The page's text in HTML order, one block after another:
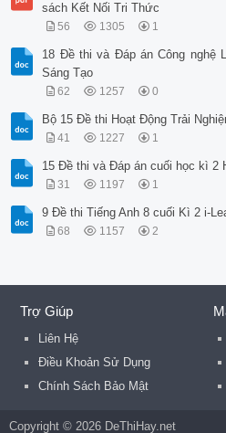
sách Kết Nối Tri Thức
56 1305 1
18 Đề thi và Đáp án Công nghệ
Sáng Tạo
62 1257 0
Bộ 15 Đề thi Hoạt Động Trải
41 1227 1
15 Đề thi và Đáp án cuối học kì 2
31 1197 1
9 Đề thi Tiếng Anh 8 cuối Kì 2 i-
68 1157 2
Trợ Giúp
Liên Hệ
Điều Khoản Sử Dụng
Chính Sách Bảo Mật
Copyright © 2026 DeThiHay.net